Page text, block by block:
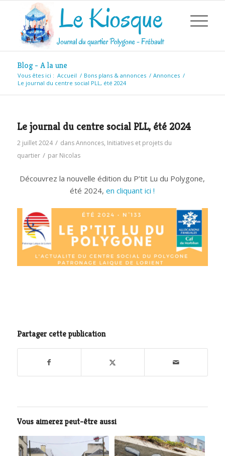
Blog - A la une
Vous êtes ici : Accueil / Bons plans & annonces / Annonces /
Le journal du centre social PLL, été 2024
Le journal du centre social PLL, été 2024
2 juillet 2024 / dansAnnonces, Initiatives et projets du
quartier / par Nicolas
Découvrez la nouvelle édition du P’tit Lu du Polygone,
été 2024,en cliquant ici !
Partager cette publication
Vous aimerez peut-être aussi